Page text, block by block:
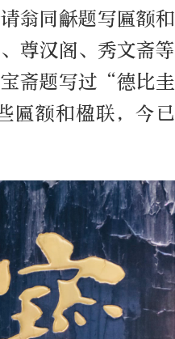
翁同龢题写匾额和
尊汉阁、秀文斋等
斋题写过“德比圭
匾额和楹联，今已